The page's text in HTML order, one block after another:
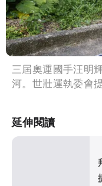
三屆奧運國手汪明
河。世壯運執委會
延伸閱讀